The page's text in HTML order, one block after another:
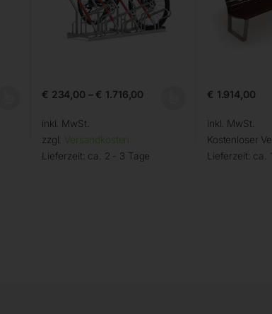
€ 234,00 – € 1.716,00
inkl. MwSt.
zzgl. Versandkosten
Lieferzeit: ca. 2 - 3 Tage
€ 1.914,00
inkl. MwSt.
Kostenloser
Lieferzeit: ca.